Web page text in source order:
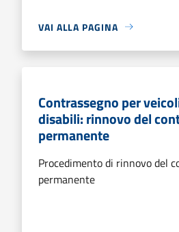
VAI ALLA PAGINA
Contrassegno per
disabili: rinnovo del
permanente
Procedimento di rinnovo del
permanente